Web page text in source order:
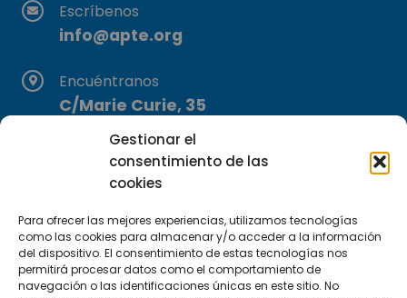
Gestionar el
consentimiento de las
cookies
Para ofrecer las mejores experiencias, utilizamos tecnologías
como las cookies para almacenar y/o acceder a la información
del dispositivo. El consentimiento de estas tecnologías nos
permitirá procesar datos como el comportamiento de
navegación o las identificaciones únicas en este sitio. No
Escríbenos
info@apte.org
Encuéntranos
C/Marie Curie, 35
29590 Campanillas, Málaga
Suscríbete a nuestra Newsletter